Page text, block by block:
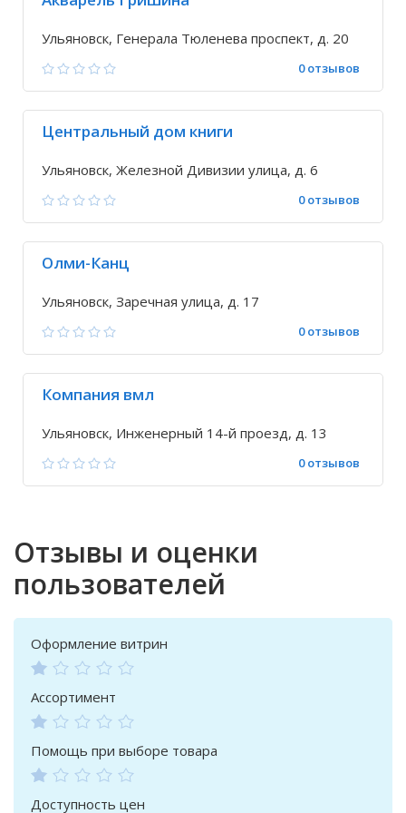
Ульяновск, Генерала Тюленева проспект, д. 20
0 отзывов
Центральный дом книги
Ульяновск, Железной Дивизии улица, д. 6
0 отзывов
Олми-Канц
Ульяновск, Заречная улица, д. 17
0 отзывов
Компания вмл
Ульяновск, Инженерный 14-й проезд, д. 13
0 отзывов
Отзывы и оценки
пользователей
Оформление витрин
Ассортимент
Помощь при выборе товара
Доступность цен